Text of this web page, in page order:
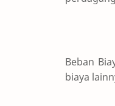
Beban
biaya